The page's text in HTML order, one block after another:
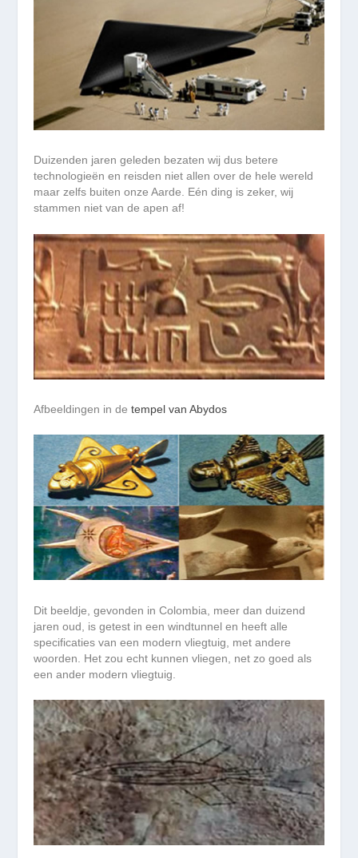
Duizenden jaren geleden bezaten wij dus betere
technologieën en reisden niet allen over de hele wereld
maar zelfs buiten onze Aarde. Eén ding is zeker, wij
stammen niet van de apen af!
Afbeeldingen in detempel van Abydos
Dit beeldje, gevonden in Colombia, meer dan duizend
jaren oud, is getest in een windtunnel en heeft alle
specificaties van een modern vliegtuig, met andere
woorden. Het zou echt kunnen vliegen, net zo goed als
een ander modern vliegtuig.